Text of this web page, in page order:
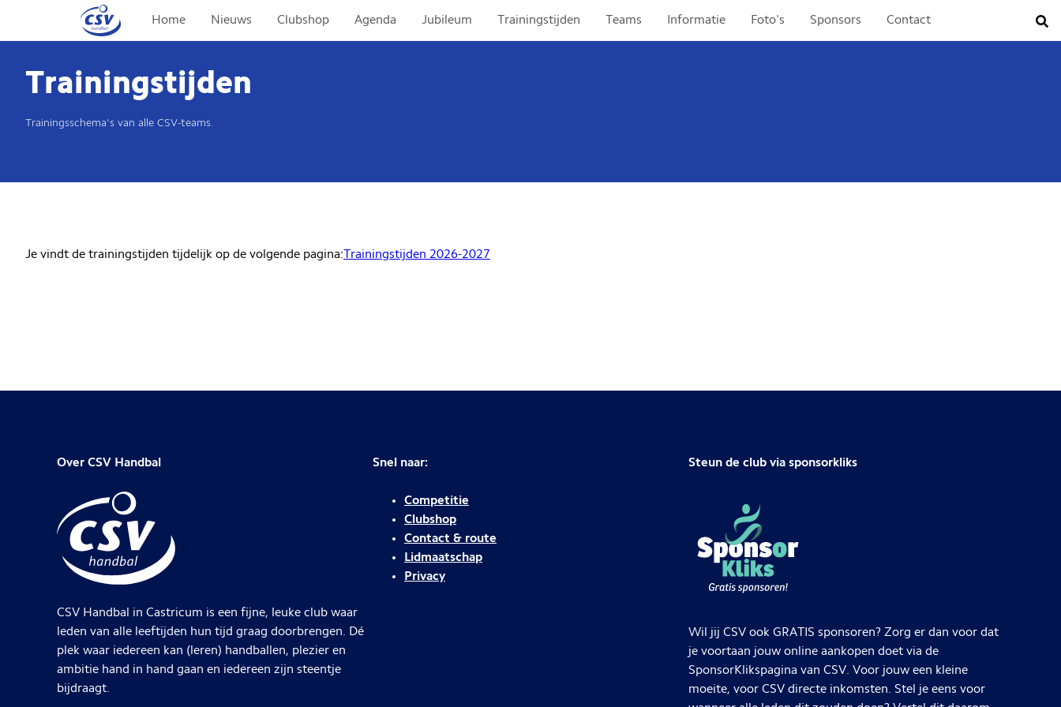
Home Nieuws Clubshop Agenda Jubileum Trainingstijden Teams Informatie Foto's Sponsors Contact
Trainingstijden
Trainingsschema's van alle CSV-teams.
Je vindt de trainingstijden tijdelijk op de volgende pagina: Trainingstijden 2026-2027
Over CSV Handbal
CSV Handbal in Castricum is een fijne, leuke club waar
leden van alle leeftijden hun tijd graag doorbrengen. Dé
plek waar iedereen kan (leren) handballen, plezier en
ambitie hand in hand gaan en iedereen zijn steentje
bijdraagt.
Snel naar:
Competitie
Clubshop
Contact & route
Lidmaatschap
Privacy
Steun de club via sponsorkliks
Wil jij CSV ook GRATIS sponsoren? Zorg er dan voor dat
je voortaan jouw online aankopen doet via de
SponsorKlikspagina van CSV. Voor jouw een kleine
moeite, voor CSV directe inkomsten. Stel je eens voor